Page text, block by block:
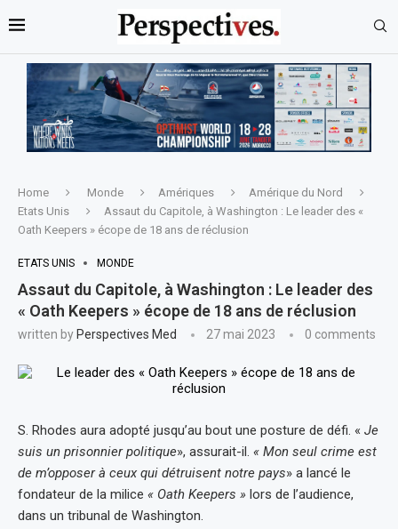
Home Monde Amériques
Amérique du Nord
Etats Unis
Assaut du Capitole, à Washington : Le leader des «
Oath Keepers » écope de 18 ans de réclusion
ETATS UNIS MONDE
Assaut du Capitole, à Washington : Le leader des
« Oath Keepers » écope de 18 ans de réclusion
written by Perspectives Med 27 mai 2023 0 comments
S. Rhodes aura adopté jusqu’au bout une posture de défi. « Je
suis un prisonnier politique», assurait-il. « Mon seul crime est
de m’opposer à ceux qui détruisent notre pays» a lancé le
fondateur de la milice « Oath Keepers » lors de l’audience,
dans un tribunal de Washington.